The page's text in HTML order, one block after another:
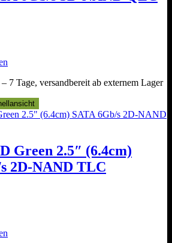
7 Tage, versandbereit ab externem Lager
Green 2.5″ (6.4cm)
2D-NAND TLC